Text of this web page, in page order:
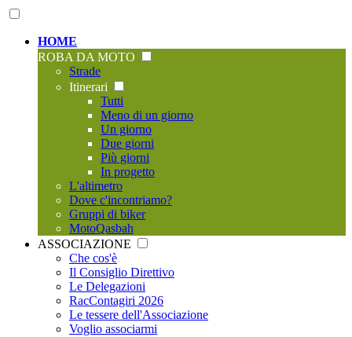
HOME
ROBA DA MOTO
Strade
Itinerari
Tutti
Meno di un giorno
Un giorno
Due giorni
Più giorni
In progetto
L'altimetro
Dove c'incontriamo?
Gruppi di biker
MotoQasbah
ASSOCIAZIONE
Che cos'è
Il Consiglio Direttivo
Le Delegazioni
RacContagiri 2026
Le tessere dell'Associazione
Voglio associarmi